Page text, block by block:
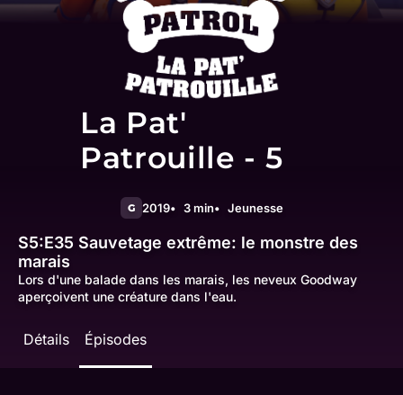
La Pat'
Patrouille - 5
G 2019 3 min Jeunesse
S5:E35 Sauvetage extrême: le monstre des
marais
Lors d'une balade dans les marais, les neveux Goodway
aperçoivent une créature dans l'eau.
Détails Épisodes